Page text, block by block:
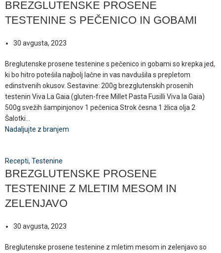
BREZGLUTENSKE PROSENE
TESTENINE S PEČENICO IN GOBAMI
30 avgusta, 2023
Breglutenske prosene testenine s pečenico in gobami so krepka jed,
ki bo hitro potešila najbolj lačne in vas navdušila s prepletom
edinstvenih okusov. Sestavine: 200g brezglutenskih prosenih
testenin Viva La Gaia (gluten-free Millet Pasta Fusilli Viva la Gaia)
500g svežih šampinjonov 1 pečenica Strok česna 1 žlica olja 2
Šalotki...
Nadaljujte z branjem
Recepti, Testenine
BREZGLUTENSKE PROSENE
TESTENINE Z MLETIM MESOM IN
ZELENJAVO
30 avgusta, 2023
Breglutenske prosene testenine z mletim mesom in zelenjavo so